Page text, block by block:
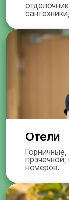
Отели
Горничные,
номеров.